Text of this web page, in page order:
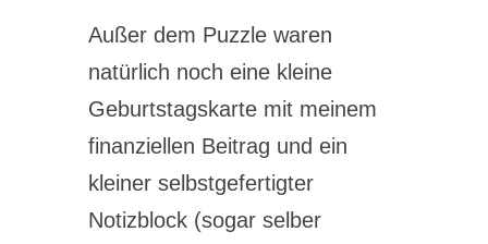
Außer dem Puzzle waren
natürlich noch eine kleine
Geburtstagskarte mit meinem
finanziellen Beitrag und ein
kleiner selbstgefertigter
Notizblock (sogar selber